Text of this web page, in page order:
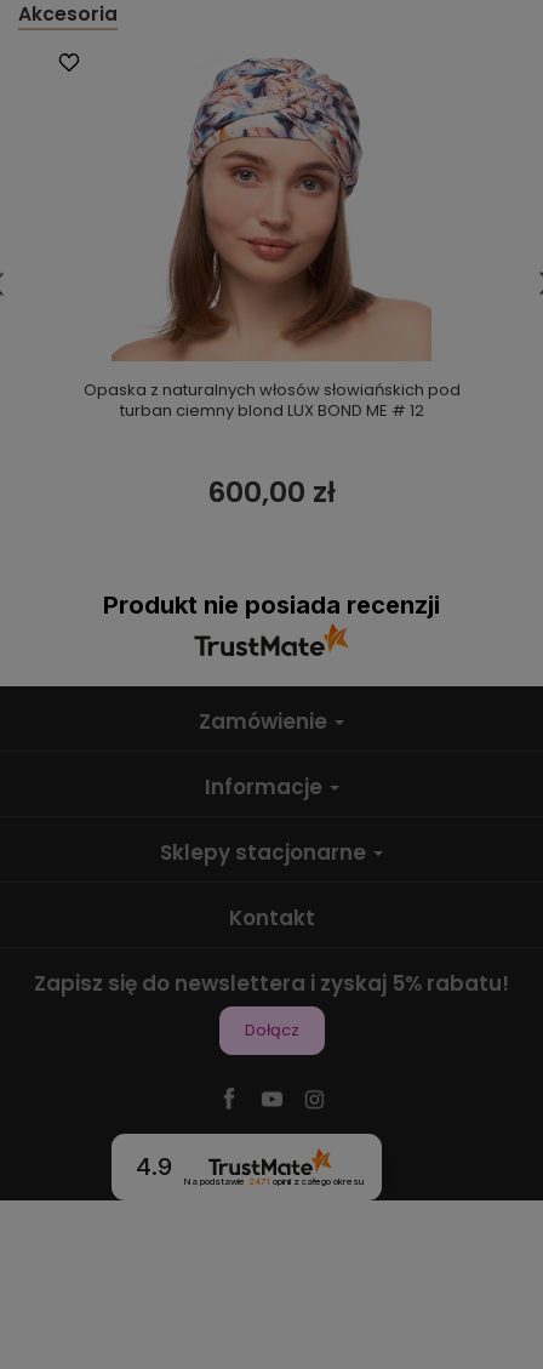
Akcesoria
Opaska z naturalnych włosów słowiańskich pod
turban ciemny blond LUX BOND ME # 12
600,00 zł
Produkt nie posiada recenzji
Zamówienie
Informacje
Sklepy stacjonarne
Kontakt
Zapisz się do newslettera i zyskaj 5% rabatu!
Dołącz
4.9
Na podstawie 2471 opinii z całego okresu